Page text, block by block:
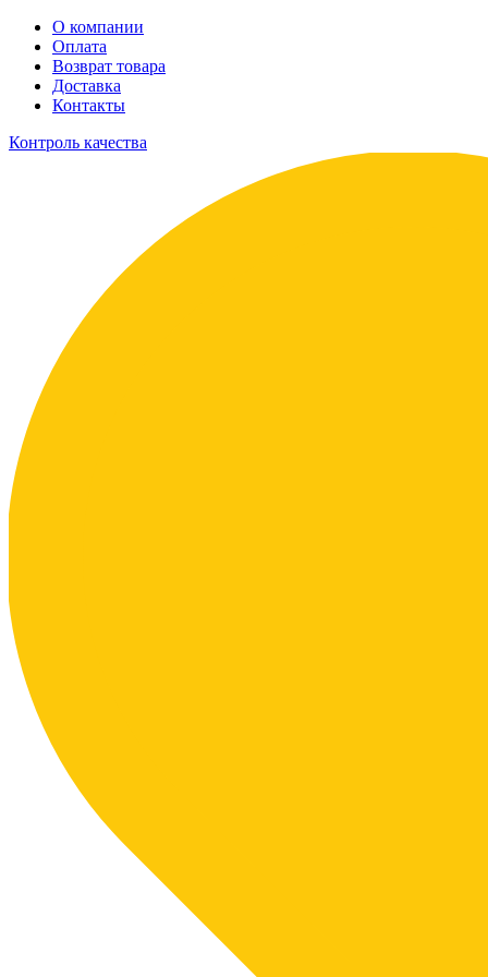
О компании
Оплата
Возврат товара
Доставка
Контакты
Контроль качества